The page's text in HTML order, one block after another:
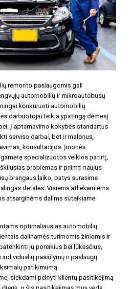
remonto paslaugomis gali
automobilių ir mikroautobusų
konkuruoti automobilių
darbuotojai teikia ypatingą dėmesį
Į aptarnavimo kokybės standartus
serviso darbai, bet ir malonus,
konsultacijos. Įmonės
specializuotos veiklos patirtį,
problemas ir priimti naujus
brangaus laiko, patys surasime
detales. Visiems atliekamiems
atsarginėms dalims suteikiame
optimaliausias automobilių
dalinamės turimomis žiniomis ir
jų poreikius bei lūkesčius,
pasiūlymų ir paslaugų
patikimumą.
siekdami pelnyti klientų pasitikėjimą